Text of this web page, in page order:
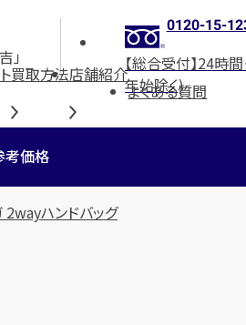
」
0120-15-
【総合受付】24時
年始除く)
買取方法店舗紹介
よくある質問
考価格
2wayハンドバッグ